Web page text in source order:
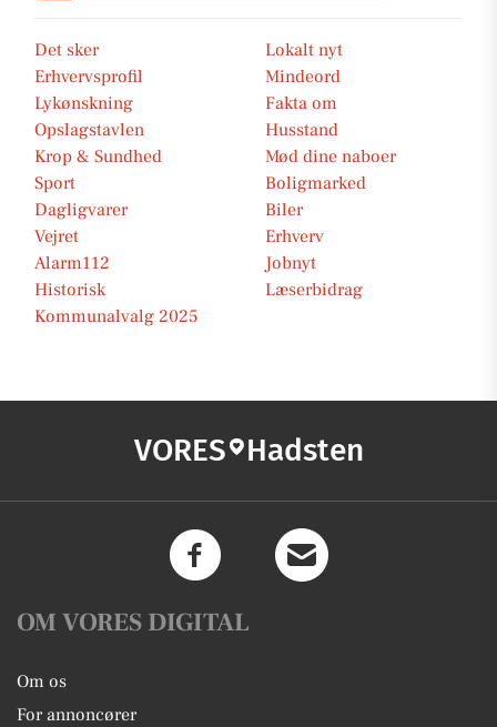
Det sker
Lokalt nyt
Erhvervsprofil
Mindeord
Lykønskning
Fakta om
Opslagstavlen
Husstand
Krop & Sundhed
Mød dine naboer
Sport
Boligmarked
Dagligvarer
Biler
Vejret
Erhverv
Alarm112
Jobnyt
Historisk
Læserbidrag
Kommunalvalg 2025
VORES Hadsten
OM VORES DIGITAL
Om os
For annoncører